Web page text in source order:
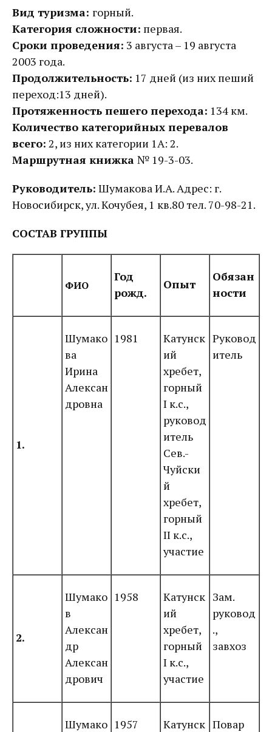
Вид туризма: горный.
Категория сложности: первая.
Сроки проведения: 3 августа – 19 августа
2003 года.
Продолжительность: 17 дней (из них пеший
переход:13 дней).
Протяженность пешего перехода: 134 км.
Количество категорийных перевалов
всего: 2, из них категории 1А: 2.
Маршрутная книжка № 19-3-03.
Руководитель: Шумакова И.А. Адрес: г.
Новосибирск, ул. Кочубея, 1 кв.80 тел. 70-98-21.
СОСТАВ ГРУППЫ
ФИО
Год
рожд.
Опыт
Обязан
ности
1.
Шумако
ва
Ирина
Алексан
дровна
1981
Катунск
ий
хребет,
горный
I к.с.,
руковод
итель
Сев.-
Чуйски
й
хребет,
горный
II к.с.,
участие
Руковод
итель
2.
Шумако
в
Алексан
др
Алексан
дрович
1958
Катунск
ий
хребет,
горный
I к.с.,
участие
Зам.
руковод
.,
завхоз
Шумако 1957
Катунск Повар